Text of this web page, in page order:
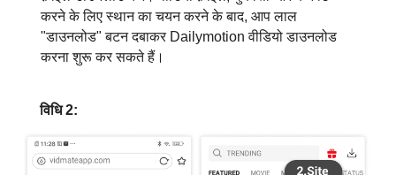
करने के लिए स्थान का चयन करने के बाद, आप लाल
"डाउनलोड" बटन दबाकर Dailymotion वीडियो डाउनलोड
करना शुरू कर सकते हैं।
विधि 2: